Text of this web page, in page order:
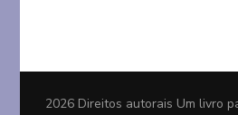
2026 Direitos autorais Um livro